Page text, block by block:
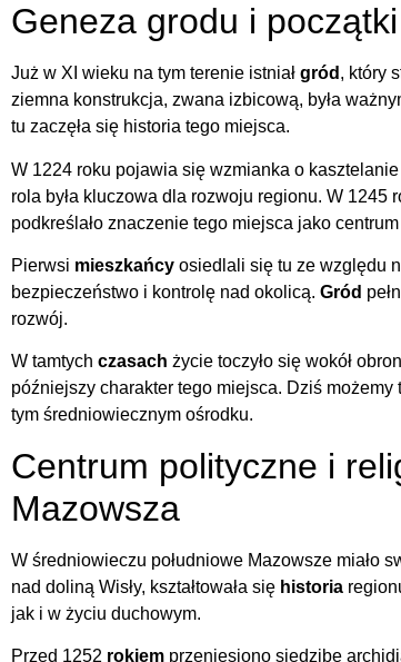
Geneza grodu i
Już w XI wieku na tym terenie istniał gród , który
ziemna konstrukcja, zwana izbicową, była
tu zaczęła się historia tego miejsca.
W 1224 roku pojawia się wzmianka o
rola była kluczowa dla rozwoju regionu. W 1245
podkreślało znaczenie tego miejsca jako
Pierwsi mieszkańcy osiedlali się tu ze względu
bezpieczeństwo i kontrolę nad okolicą. Gród
rozwój.
W tamtych czasach życie toczyło się wokół
późniejszy charakter tego miejsca. Dziś
tym średniowiecznym ośrodku.
Centrum polityczne i
Mazowsza
W średniowieczu południowe Mazowsze miało
nad doliną Wisły, kształtowała się historia
jak i w życiu duchowym.
Przed 1252 rokiem przeniesiono siedzibę